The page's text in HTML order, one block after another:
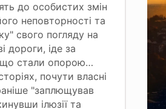
до особистих змін
неповторності та
свого погляду на
дороги, іде за
що стали опорою…
почути власні
"заплющував
ілюзії та